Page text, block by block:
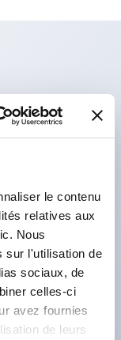
le contenu
relatives aux
Nous
sur l'utilisation de
sociaux, de
celles-ci
avez fournies
de leurs
Health,
System
pour les
en mars
bouton rouge
pour les
des zones
partiel).
équipements
des